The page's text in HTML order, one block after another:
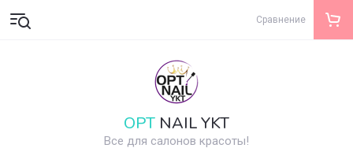
OPT NAIL YKT
Все для салонов красоты!
Сравнение